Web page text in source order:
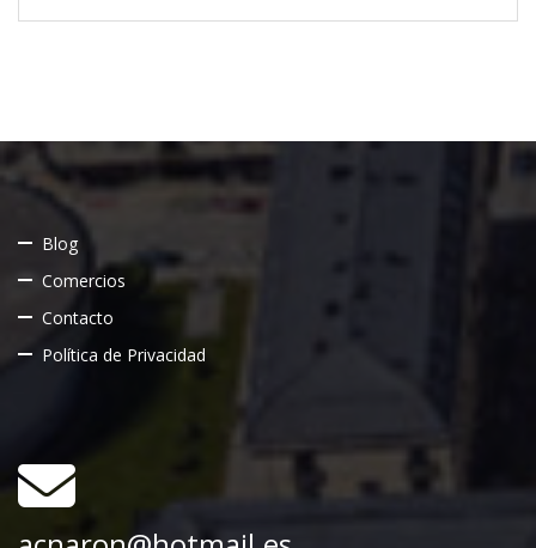
Blog
Comercios
Contacto
Política de Privacidad